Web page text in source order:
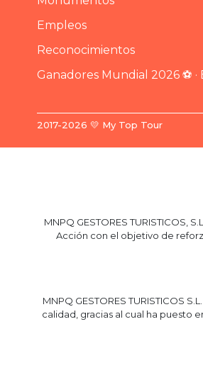
Empleos
Reconocimientos
Ganadores Mundial 2026 ⚽ ·
2017-2026 💛 My Top Tour
MNPQ GESTORES
Acción con el objetivo de
MNPQ GESTORES
calidad, gracias al cual ha puesto